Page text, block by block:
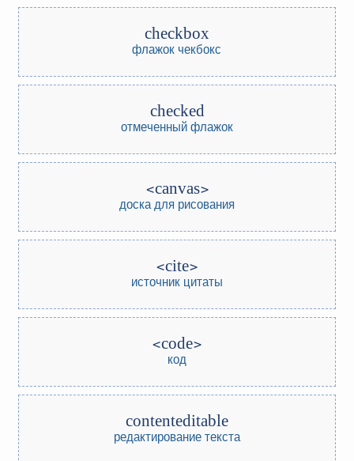
checkbox
флажок чекбокс
checked
отмеченный флажок
canvas
доска для рисования
cite
источник цитаты
code
код
contenteditable
редактирование текста